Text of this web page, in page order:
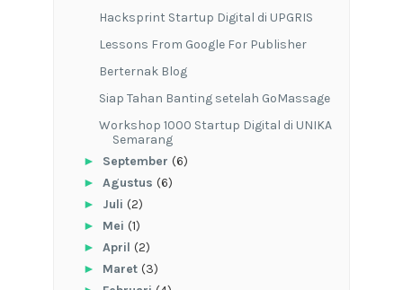
Hacksprint Startup Digital di UPGRIS
Lessons From Google For Publisher
Berternak Blog
Siap Tahan Banting setelah GoMassage
Workshop 1000 Startup Digital di UNIKA
Semarang
► September (6)
► Agustus (6)
► Juli (2)
► Mei (1)
► April (2)
► Maret (3)